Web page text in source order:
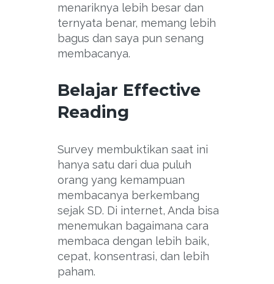
menariknya lebih besar dan
ternyata benar, memang lebih
bagus dan saya pun senang
membacanya.
Belajar Effective
Reading
Survey membuktikan saat ini
hanya satu dari dua puluh
orang yang kemampuan
membacanya berkembang
sejak SD. Di internet, Anda bisa
menemukan bagaimana cara
membaca dengan lebih baik,
cepat, konsentrasi, dan lebih
paham.